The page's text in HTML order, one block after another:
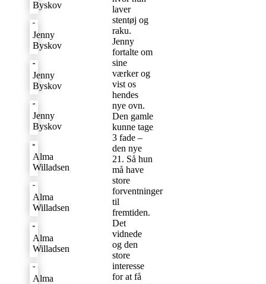
Byskov
Jenny
Byskov
Jenny
Byskov
Jenny
Byskov
Alma
Willadsen
Alma
Willadsen
Alma
Willadsen
Alma
laver
stentøj og
raku.
Jenny
fortalte om
sine
værker og
vist os
hendes
nye ovn.
Den gamle
kunne tage
3 fade –
den nye
21. Så hun
må have
store
forventninger
til
fremtiden.
Det
vidnede
og den
store
interesse
for at få